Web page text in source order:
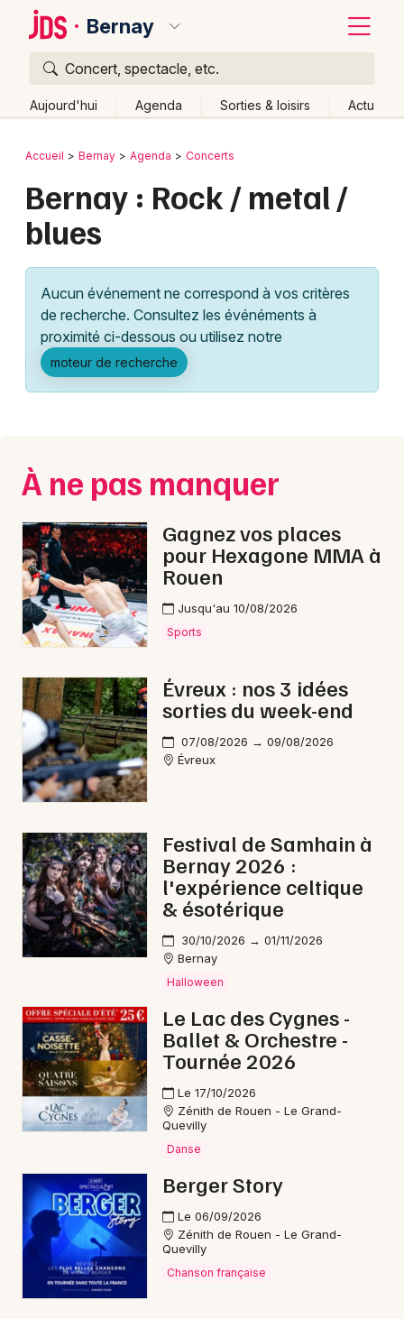
Bernay
Concert, spectacle, etc.
Aujourd'hui Agenda Sorties & loisirs Actu
Publier un événement
Grands événements
Activité & Expérience
Manifestations
Foires & salons
Concerts
Sports
Soirées
Sorties famille
Sorties & loisirs
Rock / metal dans l' Eure
Rock / metal en Haute-Normandie
Rock / metal en Normandie
Newsletter des sorties
Artistes en tournée
Actus à Bernay
Magazine à Bernay
27 - Eure
Choisir mes départements
Bordeaux
Colmar
Lille
Lyon
Marseille
Mulhouse
Nice
Paris
Strasbourg
Toulouse
Toutes les villes
Retour
Accueil Bernay Agenda Concerts
Bernay : Rock / metal /
blues
Aucun événement ne correspond à vos critères
de recherche. Consultez les événéments à
proximité ci-dessous ou utilisez notre
moteur de recherche
À ne pas manquer
Gagnez vos places
pour Hexagone MMA à
Rouen
Jusqu'au 10/08/2026
Sports
Évreux : nos 3 idées
sorties du week-end
07/08/2026 → 09/08/2026
Évreux
Festival de Samhain à
Bernay 2026 :
l'expérience celtique
& ésotérique
30/10/2026 → 01/11/2026
Bernay
Halloween
Le Lac des Cygnes -
Ballet & Orchestre -
Tournée 2026
Le 17/10/2026
Zénith de Rouen - Le Grand-
Quevilly
Danse
Berger Story
Le 06/09/2026
Zénith de Rouen - Le Grand-
Quevilly
Chanson française
Quoi ?
Où ?
Partout
Près de moi Changer de lieu
Quand ?
Aujourd'hui
Demain Ce week-end Autre